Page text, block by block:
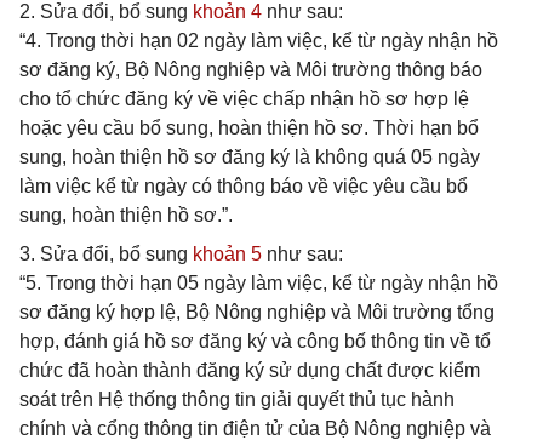
2. Sửa đổi, bổ sung khoản 4 như sau:
“4. Trong thời hạn 02 ngày làm việc, kể từ ngày nhận hồ
sơ đăng ký, Bộ Nông nghiệp và Môi trường thông báo
cho tổ chức đăng ký về việc chấp nhận hồ sơ hợp lệ
hoặc yêu cầu bổ sung, hoàn thiện hồ sơ. Thời hạn bổ
sung, hoàn thiện hồ sơ đăng ký là không quá 05 ngày
làm việc kể từ ngày có thông báo về việc yêu cầu bổ
sung, hoàn thiện hồ sơ.”.
3. Sửa đổi, bổ sung khoản 5 như sau:
“5. Trong thời hạn 05 ngày làm việc, kể từ ngày nhận hồ
sơ đăng ký hợp lệ, Bộ Nông nghiệp và Môi trường tổng
hợp, đánh giá hồ sơ đăng ký và công bố thông tin về tổ
chức đã hoàn thành đăng ký sử dụng chất được kiểm
soát trên Hệ thống thông tin giải quyết thủ tục hành
chính và cổng thông tin điện tử của Bộ Nông nghiệp và